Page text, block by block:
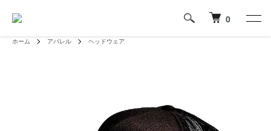
0
ホーム アパレル ヘッドウェア